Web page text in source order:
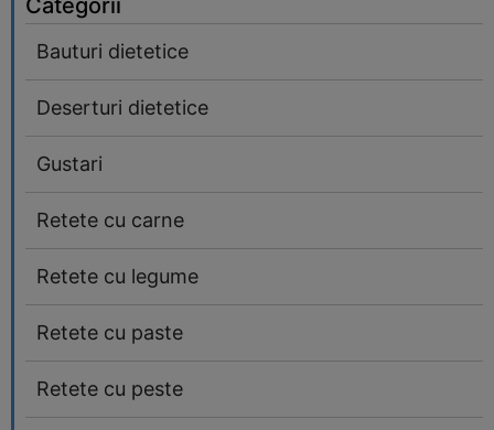
Categorii
Bauturi dietetice
Deserturi dietetice
Gustari
Retete cu carne
Retete cu legume
Retete cu paste
Retete cu peste